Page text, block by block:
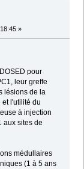
»
pour
leur greffe
lésions de la
l'utilité du
à injection
aux sites de
médullaires
(1 à 5 ans